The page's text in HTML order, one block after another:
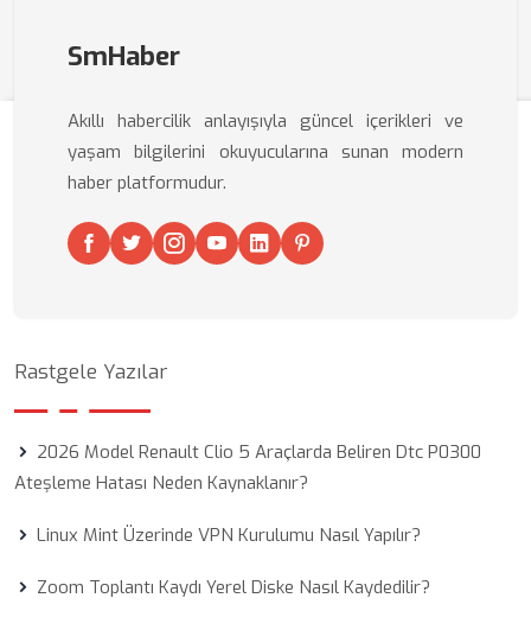
SmHaber
Akıllı habercilik anlayışıyla güncel içerikleri ve
yaşam bilgilerini okuyucularına sunan modern
haber platformudur.
Rastgele Yazılar
2026 Model Renault Clio 5 Araçlarda Beliren Dtc P0300
Ateşleme Hatası Neden Kaynaklanır?
Linux Mint Üzerinde VPN Kurulumu Nasıl Yapılır?
Zoom Toplantı Kaydı Yerel Diske Nasıl Kaydedilir?